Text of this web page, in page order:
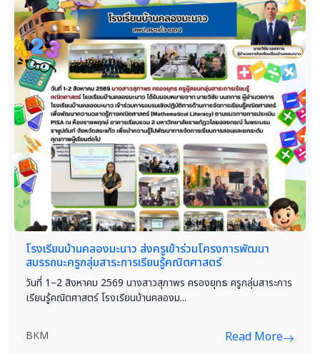
โรงเรียนบ้านคลองมะนาว ส่งครูเข้าร่วมโครงการพัฒนา
สมรรถนะครูกลุ่มสาระการเรียนรู้คณิตศาสตร์
วันที่ 1–2 สิงหาคม 2569 นางสาวสุภาพร ครองยุทธ ครูกลุ่มสาระการ
เรียนรู้คณิตศาสตร์ โรงเรียนบ้านคลองม...
BKM Read More